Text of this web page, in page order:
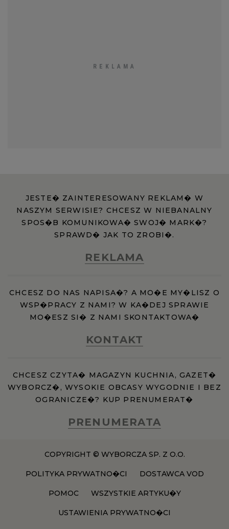
JESTE� ZAINTERESOWANY REKLAM� W
NASZYM SERWISIE? CHCESZ W NIEBANALNY
SPOS�B KOMUNIKOWA� SWOJ� MARK�?
SPRAWD� JAK TO ZROBI�.
REKLAMA
CHCESZ DO NAS NAPISA�? A MO�E MY�LISZ O
WSP�PRACY Z NAMI? W KA�DEJ SPRAWIE
MO�ESZ SI� Z NAMI SKONTAKTOWA�
KONTAKT
CHCESZ CZYTA� MAGAZYN KUCHNIA, GAZET�
WYBORCZ�, WYSOKIE OBCASY WYGODNIE I BEZ
OGRANICZE�? KUP PRENUMERAT�
PRENUMERATA
COPYRIGHT © WYBORCZA SP. Z O.O.
POLITYKA PRYWATNO�CI DOSTAWCA VOD
POMOC WSZYSTKIE ARTYKU�Y
USTAWIENIA PRYWATNO�CI